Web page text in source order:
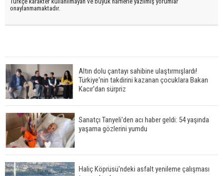
onaylanmamaktadır.
Altın dolu çantayı sahibine ulaştırmışlardı!
Türkiye'nin takdirini kazanan çocuklara Bakan
Kacır'dan sürpriz
Sanatçı Tanyeli'den acı haber geldi: 54 yaşında
yaşama gözlerini yumdu
Haliç Köprüsü'ndeki asfalt yenileme çalışması